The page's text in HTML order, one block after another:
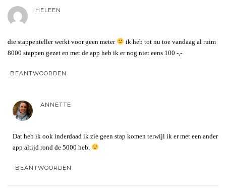
HELEEN
die stappenteller werkt voor geen meter
ik heb tot nu toe vandaag al ruim
8000 stappen gezet en met de app heb ik er nog niet eens 100 -,-
BEANTWOORDEN
ANNETTE
Dat heb ik ook inderdaad ik zie geen stap komen terwijl ik er met een ander
app altijd rond de 5000 heb.
BEANTWOORDEN